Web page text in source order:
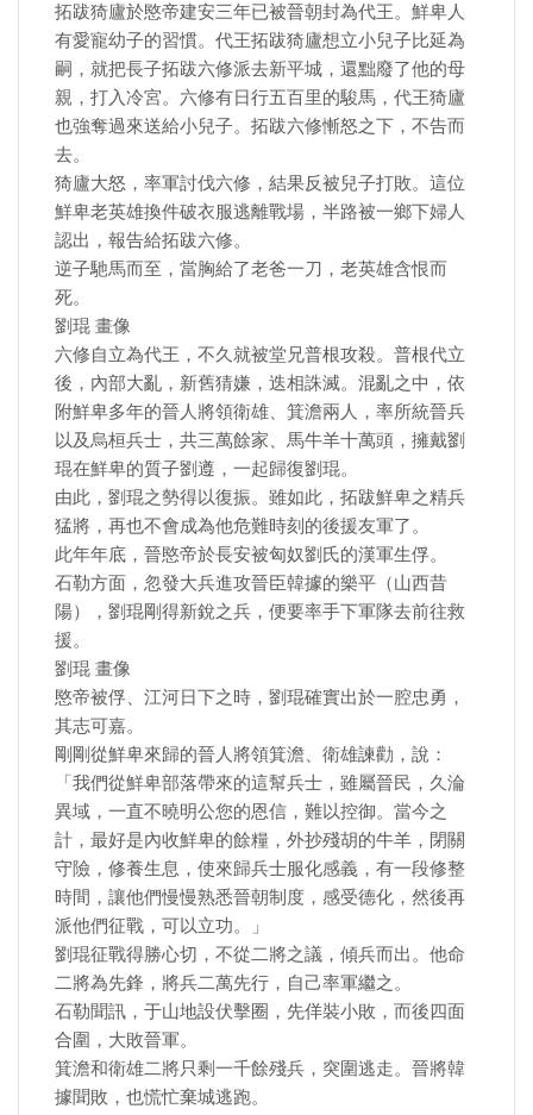
拓跋猗廬於愍帝建安三年已被晉朝封為代王。鮮卑人
有愛寵幼子的習慣。代王拓跋猗廬想立小兒子比延為
嗣，就把長子拓跋六修派去新平城，還黜廢了他的母
親，打入冷宮。六修有日行五百里的駿馬，代王猗廬
也強奪過來送給小兒子。拓跋六修慚怒之下，不告而
去。
猗廬大怒，率軍討伐六修，結果反被兒子打敗。這位
鮮卑老英雄換件破衣服逃離戰場，半路被一鄉下婦人
認出，報告給拓跋六修。
逆子馳馬而至，當胸給了老爸一刀，老英雄含恨而
死。
劉琨 畫像
六修自立為代王，不久就被堂兄普根攻殺。普根代立
後，內部大亂，新舊猜嫌，迭相誅滅。混亂之中，依
附鮮卑多年的晉人將領衛雄、箕澹兩人，率所統晉兵
以及烏桓兵士，共三萬餘家、馬牛羊十萬頭，擁戴劉
琨在鮮卑的質子劉遵，一起歸復劉琨。
由此，劉琨之勢得以復振。雖如此，拓跋鮮卑之精兵
猛將，再也不會成為他危難時刻的後援友軍了。
此年年底，晉愍帝於長安被匈奴劉氏的漢軍生俘。
石勒方面，忽發大兵進攻晉臣韓據的樂平（山西昔
陽），劉琨剛得新銳之兵，便要率手下軍隊去前往救
援。
劉琨 畫像
愍帝被俘、江河日下之時，劉琨確實出於一腔忠勇，
其志可嘉。
剛剛從鮮卑來歸的晉人將領箕澹、衛雄諫勸，說：
「我們從鮮卑部落帶來的這幫兵士，雖屬晉民，久淪
異域，一直不曉明公您的恩信，難以控御。當今之
計，最好是內收鮮卑的餘糧，外抄殘胡的牛羊，閉關
守險，修養生息，使來歸兵士服化感義，有一段修整
時間，讓他們慢慢熟悉晉朝制度，感受德化，然後再
派他們征戰，可以立功。」
劉琨征戰得勝心切，不從二將之議，傾兵而出。他命
二將為先鋒，將兵二萬先行，自己率軍繼之。
石勒聞訊，于山地設伏擊圈，先佯裝小敗，而後四面
合圍，大敗晉軍。
箕澹和衛雄二將只剩一千餘殘兵，突圍逃走。晉將韓
據聞敗，也慌忙棄城逃跑。